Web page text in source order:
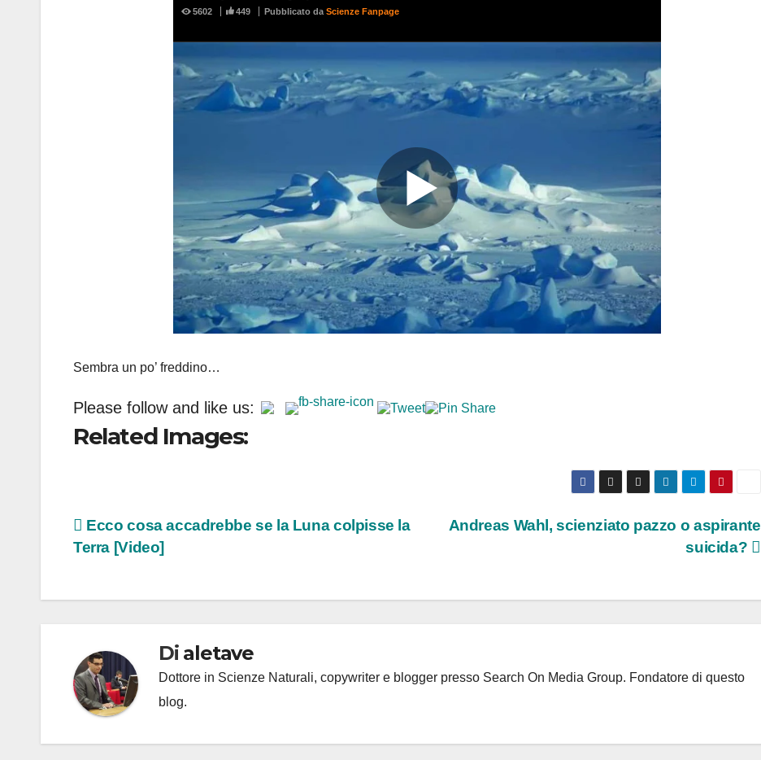
Sembra un po’ freddino…
Please follow and like us:
Related Images:
Navigazione
articoli
Andreas Wahl, scienziato pazzo o aspirante
suicida?
Ecco cosa accadrebbe se la Luna colpisse la
Terra [Video]
Di aletave
Dottore in Scienze Naturali, copywriter e blogger presso Search On Media Group. Fondatore di questo
blog.